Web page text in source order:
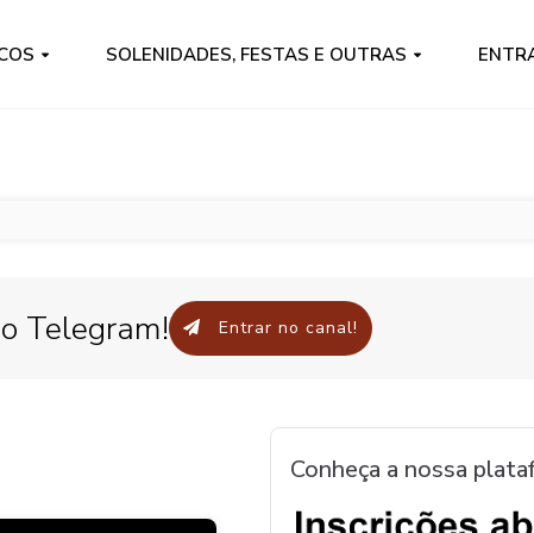
SOLENIDADES, FESTAS E OUTRAS
Telegram! Entrar no canal!
Conheça a nossa